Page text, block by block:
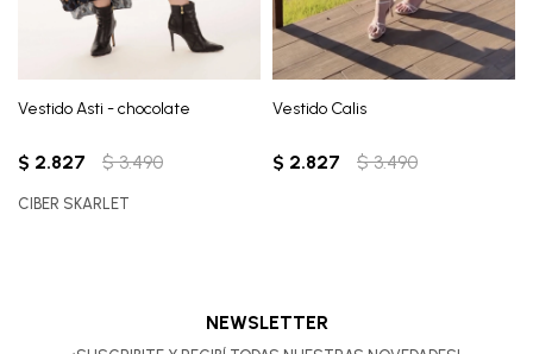
Vestido Asti - chocolate
$ 2.827 $ 3.490
CIBER SKARLET
Vestido Calis
$ 2.827 $ 3.490
NEWSLETTER